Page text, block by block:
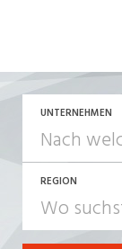
UNTERNEHMEN
REGION